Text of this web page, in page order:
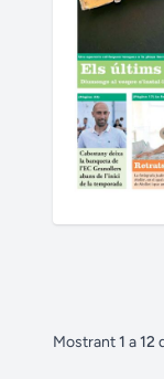
Mostrant1 a12